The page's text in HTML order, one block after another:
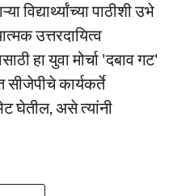
पाठीशी उभे
उत्तरदायित्व
हा युवा मोर्चा 'दबाव गट'
कार्यकर्ते
घेतील, असे त्यांनी